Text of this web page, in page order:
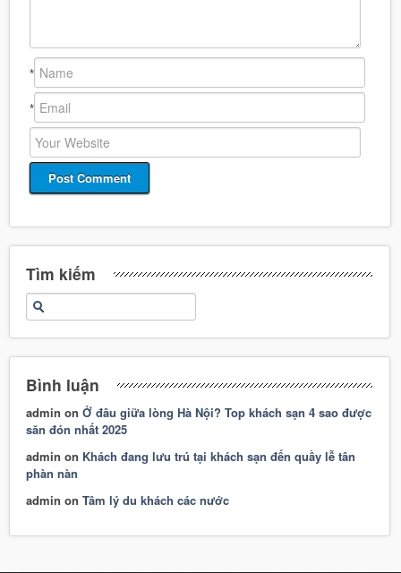
*
*
Tìm kiếm
Bình luận
admin onỞ đâu giữa lòng Hà Nội? Top khách sạn 4 sao được
săn đón nhất 2025
admin on Khách đang lưu trú tại khách sạn đến quầy lễ tân
phàn nàn
admin onTâm lý du khách các nước